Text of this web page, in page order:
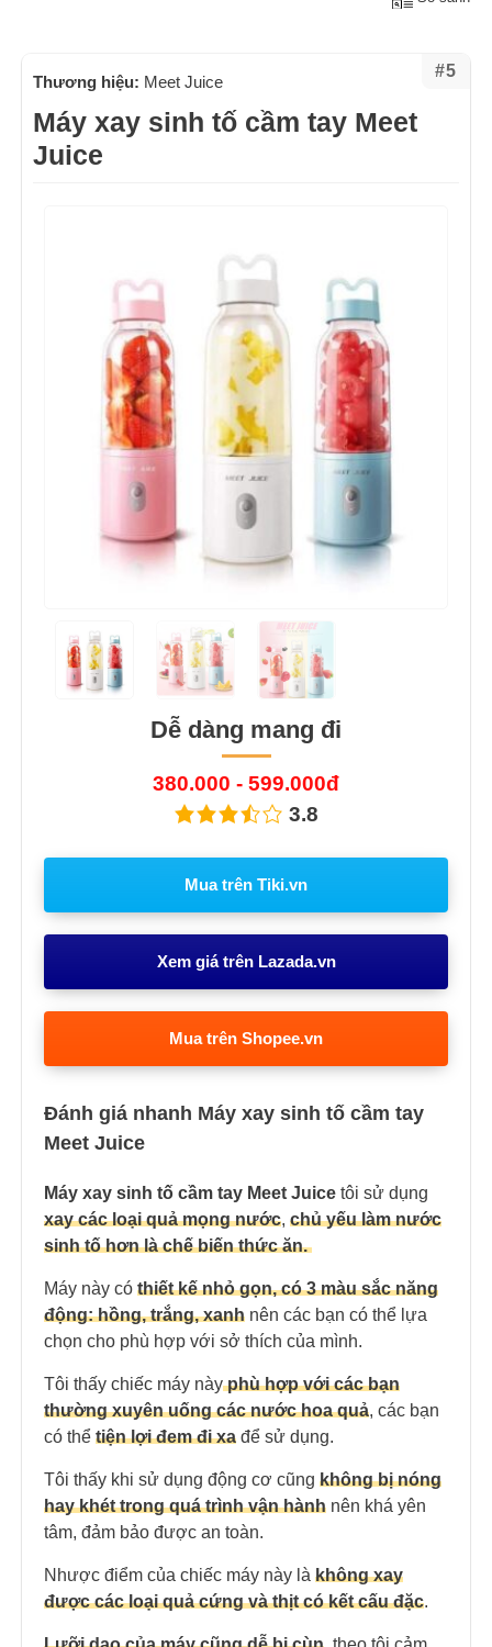
#5
Thương hiệu: Meet Juice
Máy xay sinh tố cầm tay Meet
Juice
Dễ dàng mang đi
380.000 - 599.000đ
3.8
Mua trên Tiki.vn
Xem giá trên Lazada.vn
Mua trên Shopee.vn
Đánh giá nhanh Máy xay sinh tố cầm tay
Meet Juice
Máy xay sinh tố cầm tay Meet Juice tôi sử dụng
xay các loại quả mọng nước, chủ yếu làm nước
sinh tố hơn là chế biến thức ăn.
Máy này có thiết kế nhỏ gọn, có 3 màu sắc năng
động: hồng, trắng, xanh nên các bạn có thể lựa
chọn cho phù hợp với sở thích của mình.
Tôi thấy chiếc máy nàyphù hợp với các bạn
thường xuyên uống các nước hoa quả, các bạn
có thể tiện lợi đem đi xa để sử dụng.
Tôi thấy khi sử dụng động cơ cũng không bị nóng
hay khét trong quá trình vận hành nên khá yên
tâm, đảm bảo được an toàn.
Nhược điểm của chiếc máy này là không xay
được các loại quả cứng và thịt có kết cấu đặc.